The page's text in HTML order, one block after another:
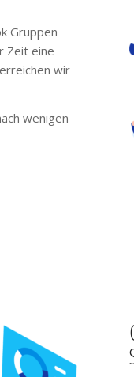
Gruppen
Zeit eine
erreichen wir
wenigen